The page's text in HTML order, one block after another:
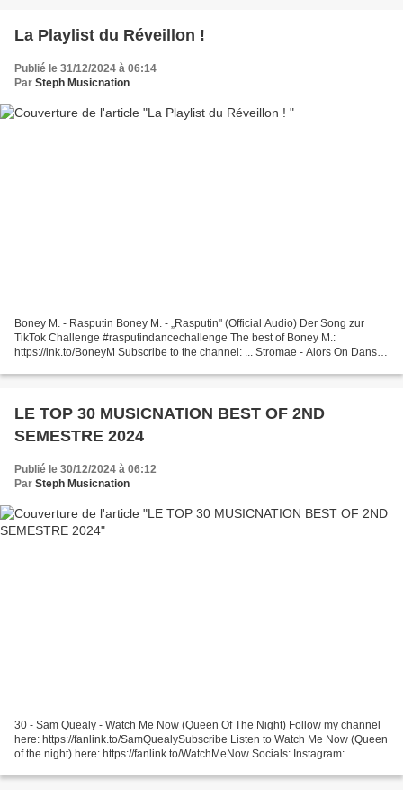
La Playlist du Réveillon !
Publié le 31/12/2024 à 06:14
Par Steph Musicnation
Boney M. - Rasputin Boney M. - „Rasputin" (Official Audio) Der Song zur
TikTok Challenge #rasputindancechallenge The best of Boney M.:
https://lnk.to/BoneyM Subscribe to the channel: ... Stromae - Alors On Danse
LE TOP 30 MUSICNATION BEST OF 2ND
SEMESTRE 2024
Publié le 30/12/2024 à 06:12
Par Steph Musicnation
30 - Sam Quealy - Watch Me Now (Queen Of The Night) Follow my channel
here: https://fanlink.to/SamQuealySubscribe Listen to Watch Me Now (Queen
of the night) here: https://fanlink.to/WatchMeNow Socials: Instagram: